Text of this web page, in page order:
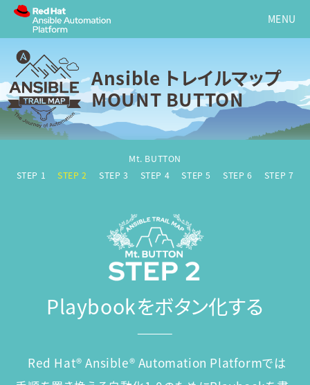
Ansible トレイルマップ
MOUNT BUTTON
Mt. BUTTON
STEP 1
STEP 2 STEP 3 STEP 4 STEP 5 STEP 6 STEP 7
Playbookをボタン化する
Red Hat® Ansible® Automation Platformでは